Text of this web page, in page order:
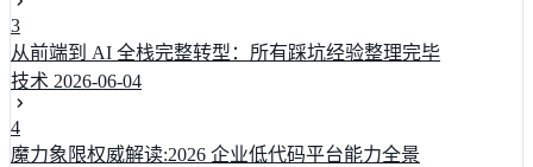
3
从前端到 AI 全栈完整转型：所有踩坑经验整理完毕
技术 2026-06-04
4
魔力象限权威解读:2026 企业低代码平台能力全景